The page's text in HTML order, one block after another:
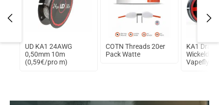
UD KA1 24AWG
0,50mm 10m
(0,59€/pro m)
COTN Threads 20er
Pack Watte
KA1
Vapefly